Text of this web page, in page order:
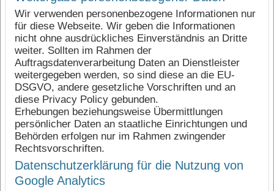
Wir verwenden personenbezogene Informationen nur
für diese Webseite. Wir geben die Informationen
nicht ohne ausdrückliches Einverständnis an Dritte
weiter. Sollten im Rahmen der
Auftragsdatenverarbeitung Daten an Dienstleister
weitergegeben werden, so sind diese an die EU-
DSGVO, andere gesetzliche Vorschriften und an
diese Privacy Policy gebunden.
Erhebungen beziehungsweise Übermittlungen
persönlicher Daten an staatliche Einrichtungen und
Behörden erfolgen nur im Rahmen zwingender
Rechtsvorschriften.
Datenschutzerklärung für die Nutzung von
Google Analytics